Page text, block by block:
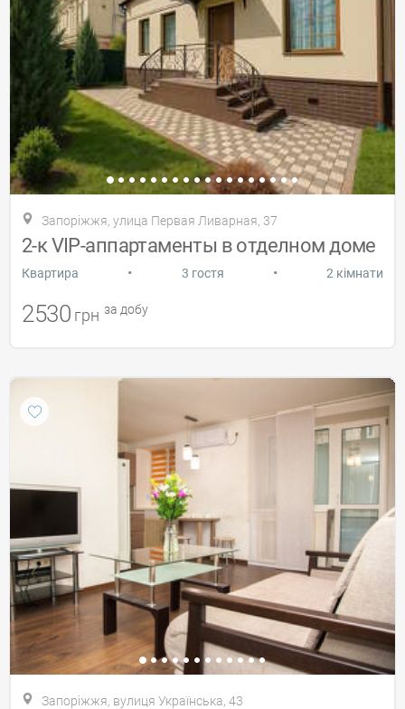
Запоріжжя, улица Первая Ливарная, 37
2-к VIP-аппартаменты в отделном доме
Квартира • 3 гостя • 2 кімнати
2530 грн за добу
Запоріжжя, вулиця Українська, 43